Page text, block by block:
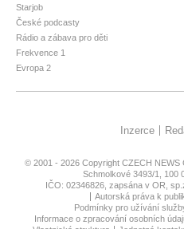
Starjob
České podcasty
Rádio a zábava pro děti
Frekvence 1
Evropa 2
Inzerce
© 2001 - 2026 Copyright CZECH NEWS
Schmolkové 3493/1, 100
IČO: 02346826, zapsána v OR,
Autorská práva k
Podmínky pro užívání
Informace o zpracování osobních